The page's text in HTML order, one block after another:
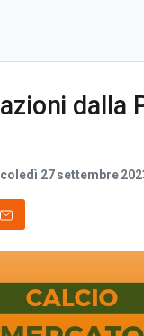
dalla
27 settembre